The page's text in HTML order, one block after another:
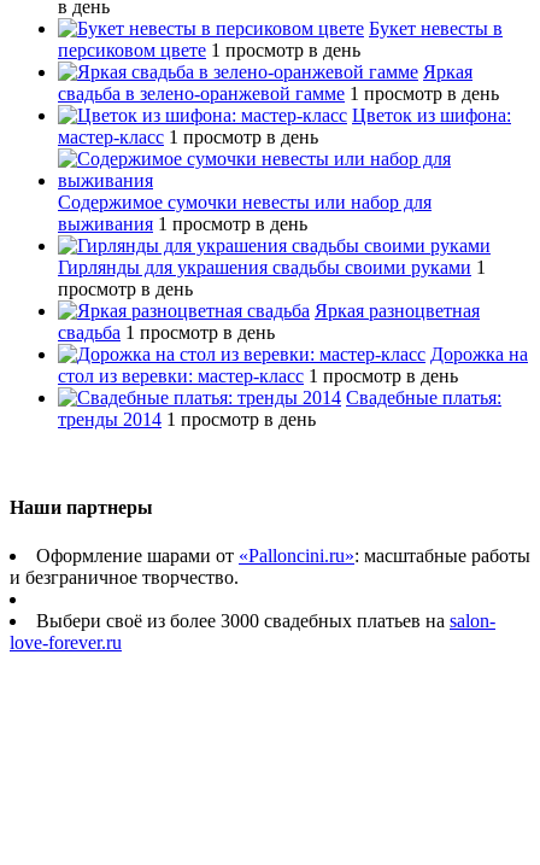
в день
Букет невесты в
персиковом цвете 1 просмотр в день
Яркая
свадьба в зелено-оранжевой гамме 1 просмотр в день
Цветок из шифона:
мастер-класс 1 просмотр в день
Содержимое сумочки невесты или набор для
выживания 1 просмотр в день
Гирлянды для украшения свадьбы своими руками 1
просмотр в день
Яркая разноцветная
свадьба 1 просмотр в день
Дорожка на
стол из веревки: мастер-класс 1 просмотр в день
Свадебные платья:
тренды 2014 1 просмотр в день
Наши партнеры
Оформление шарами от «Palloncini.ru»: масштабные работы
и безграничное творчество.
Выбери своё из более 3000 свадебных платьев на salon-
love-forever.ru